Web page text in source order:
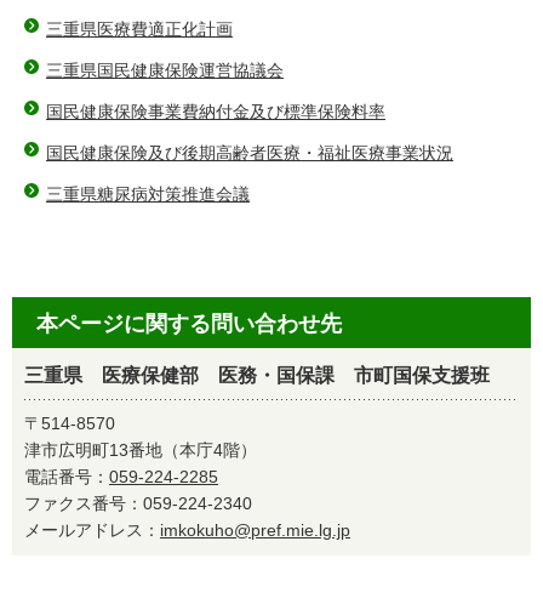
三重県医療費適正化計画
三重県国民健康保険運営協議会
国民健康保険事業費納付金及び標準保険料率
国民健康保険及び後期高齢者医療・福祉医療事業状況
三重県糖尿病対策推進会議
本ページに関する問い合わせ先
三重県 医療保健部 医務・国保課 市町国保支援班
〒514-8570
津市広明町13番地（本庁4階）
電話番号： 059-224-2285
ファクス番号：059-224-2340
メールアドレス： imkokuho@pref.mie.lg.jp